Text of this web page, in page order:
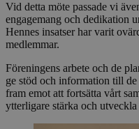
Vid detta möte passade vi
engagemang och dedikation
Hennes insatser har varit
medlemmar.
Föreningens arbete och de
ge stöd och information till
fram emot att fortsätta vårt
ytterligare stärka och utveckla